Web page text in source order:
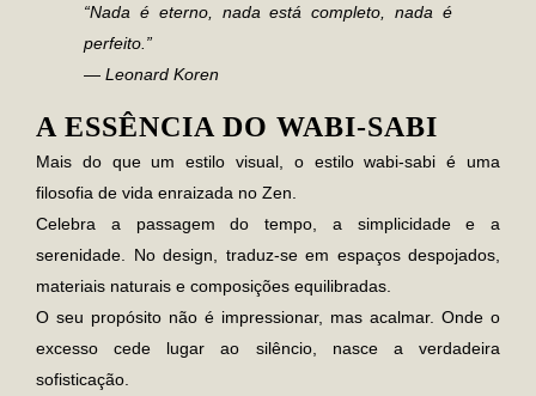
“Nada é eterno, nada está completo, nada é
perfeito.”
— Leonard Koren
A ESSÊNCIA DO WABI-SABI
Mais do que um estilo visual, o estilowabi-sabi é uma
filosofia de vida enraizada no Zen.
Celebra a passagem do tempo, a simplicidade e a
serenidade. No design, traduz-se em espaços despojados,
materiais naturais e composições equilibradas.
O seu propósito não é impressionar, mas acalmar. Onde o
excesso cede lugar ao silêncio, nasce a verdadeira
sofisticação.